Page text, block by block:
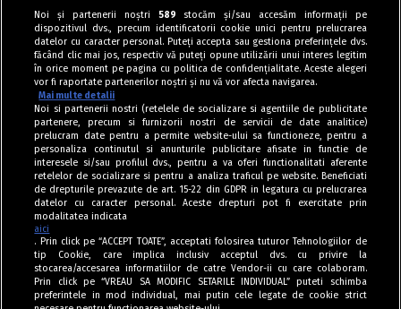
Tag index
Noi și partenerii noștri 589 stocăm și/sau accesăm informații pe
dispozitivul dvs., precum identificatorii cookie unici pentru prelucrarea
datelor cu caracter personal. Puteți accepta sau gestiona preferințele dvs.
făcând clic mai jos, respectiv vă puteți opune utilizării unui interes legitim
în orice moment pe pagina cu politica de confidențialitate. Aceste alegeri
vor fi raportate partenerilor noștri și nu vă vor afecta navigarea.
Mai multe detalii
Noi si partenerii nostri (retelele de socializare si agentiile de publicitate
partenere, precum si furnizorii nostri de servicii de date analitice)
prelucram date pentru a permite website-ului sa functioneze, pentru a
personaliza continutul si anunturile publicitare afisate in functie de
interesele si/sau profilul dvs., pentru a va oferi functionalitati aferente
retelelor de socializare si pentru a analiza traficul pe website. Beneficiati
de drepturile prevazute de art. 15-22 din GDPR in legatura cu prelucrarea
datelor cu caracter personal. Aceste drepturi pot fi exercitate prin
modalitatea indicata
aici
. Prin click pe “ACCEPT TOATE”, acceptati folosirea tuturor Tehnologiilor de
tip Cookie, care implica inclusiv acceptul dvs. cu privire la
stocarea/accesarea informatiilor de catre Vendor-ii cu care colaboram.
Prin click pe “VREAU SA MODIFIC SETARILE INDIVIDUAL” puteti schimba
preferintele in mod individual, mai putin cele legate de cookie strict